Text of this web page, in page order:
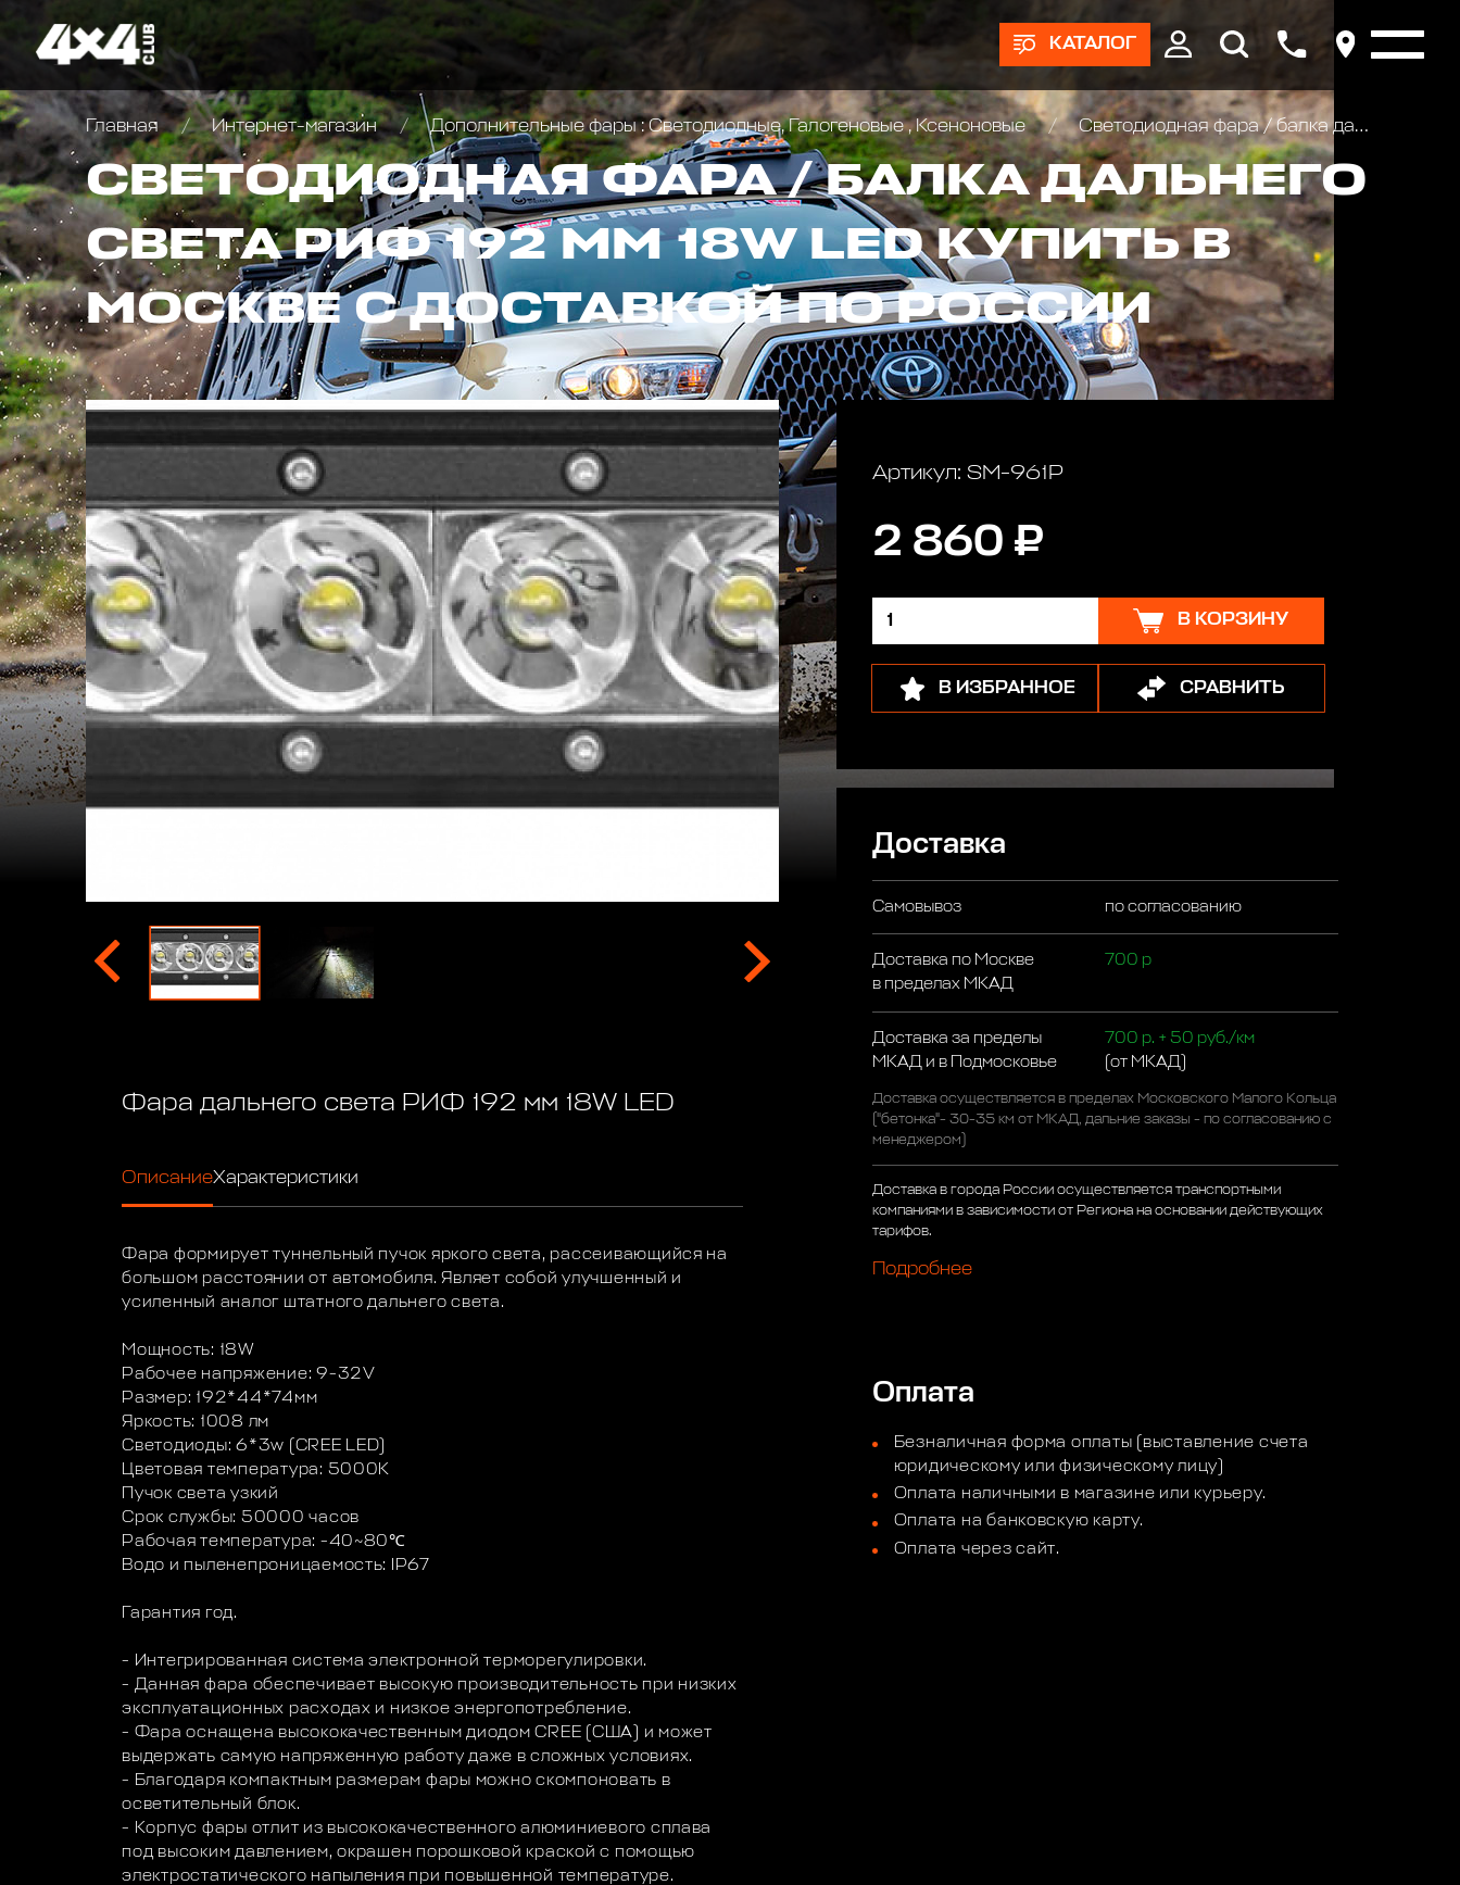
КАТАЛОГ
Главная Интернет-магазин Дополнительные фары : Светодиодные, Галогеновые , Ксеноновые Светодиодная фара / балка дальнего света РИФ 192 мм 18W LED
СВЕТОДИОДНАЯ ФАРА / БАЛКА ДАЛЬНЕГО
СВЕТА РИФ 192 ММ 18W LED КУПИТЬ В
МОСКВЕ С ДОСТАВКОЙ ПО РОССИИ
Фара дальнего света РИФ 192 мм 18W LED
ОписаниеХарактеристики
Фара формирует туннельный пучок яркого света, рассеивающийся на
большом расстоянии от автомобиля. Являет собой улучшенный и
усиленный аналог штатного дальнего света.
Мощность: 18W
Рабочее напряжение: 9-32V
Размер: 192*44*74мм
Яркость: 1008 лм
Светодиоды: 6*3w (CREE LED)
Цветовая температура: 5000K
Пучок света узкий
Срок службы: 50000 часов
Рабочая температура: -40~80℃
Водо и пыленепроницаемость: IP67
Гарантия год.
- Интегрированная система электронной терморегулировки.
- Данная фара обеспечивает высокую производительность при низких
эксплуатационных расходах и низкое энергопотребление.
- Фара оснащена высококачественным диодом CREE (США) и может
выдержать самую напряженную работу даже в сложных условиях.
- Благодаря компактным размерам фары можно скомпоновать в
осветительный блок.
- Корпус фары отлит из высококачественного алюминиевого сплава
под высоким давлением, окрашен порошковой краской с помощью
электростатического напыления при повышенной температуре.
Артикул: SM-961P
2 860 ₽
В КОРЗИНУ
В ИЗБРАННОЕ СРАВНИТЬ
Доставка
Самовывоз по согласованию
Доставка по Москве
в пределах МКАД
700 р
Доставка за пределы
МКАД и в Подмосковье
700 р. + 50 руб./км
(от МКАД)
Доставка осуществляется в пределах Московского Малого Кольца
("бетонка"- 30-35 км от МКАД, дальние заказы - по согласованию с
менеджером)
Доставка в города России осуществляется транспортными
компаниями в зависимости от Региона на основании действующих
тарифов.
Подробнее
Оплата
Безналичная форма оплаты (выставление счета
юридическому или физическому лицу)
Оплата наличными в магазине или курьеру.
Оплата на банковскую карту.
Оплата через сайт.